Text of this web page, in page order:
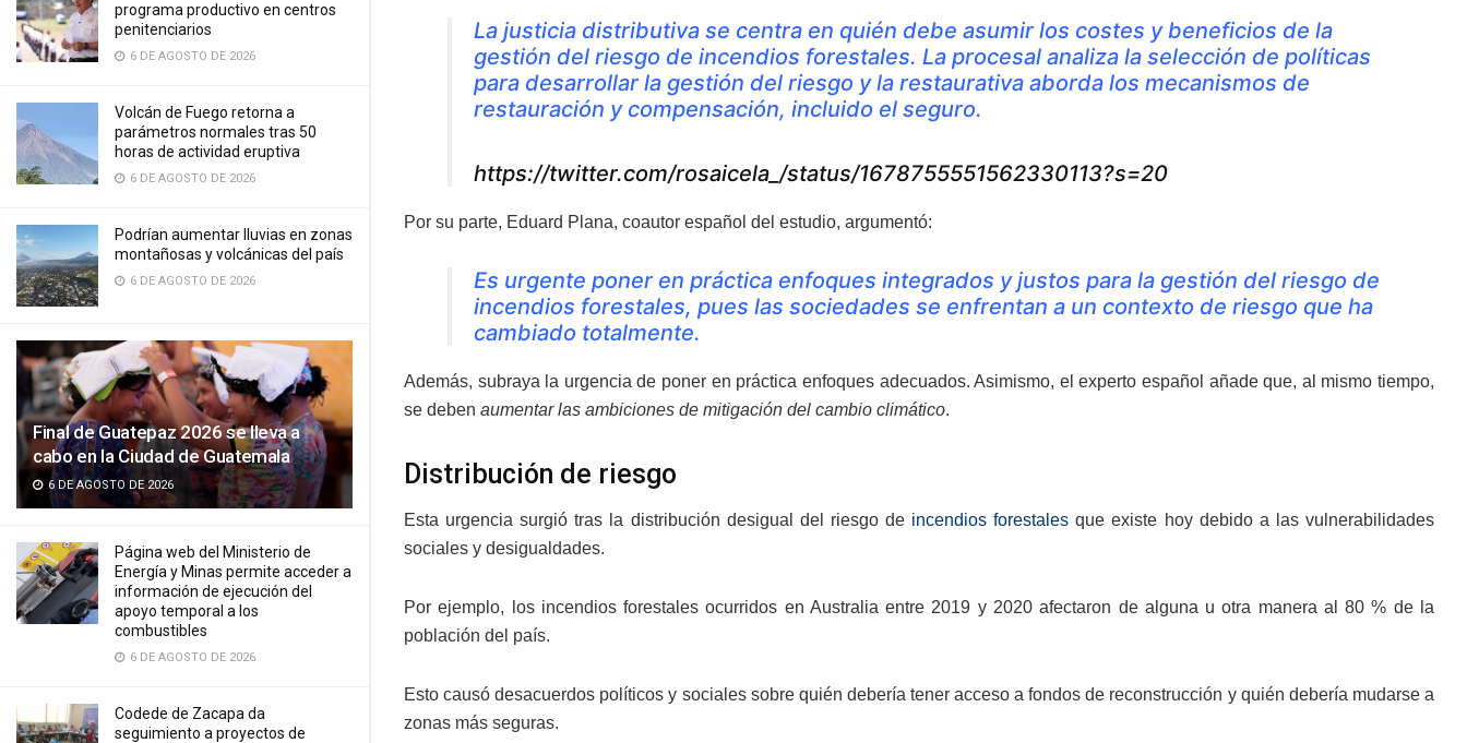
programa productivo en centros
penitenciarios
6 DE AGOSTO DE 2026
Volcán de Fuego retorna a
parámetros normales tras 50
horas de actividad eruptiva
6 DE AGOSTO DE 2026
Podrían aumentar lluvias en zonas
montañosas y volcánicas del país
6 DE AGOSTO DE 2026
Final de Guatepaz 2026 se lleva a
cabo en la Ciudad de Guatemala
6 DE AGOSTO DE 2026
Página web del Ministerio de
Energía y Minas permite acceder a
información de ejecución del
apoyo temporal a los
combustibles
6 DE AGOSTO DE 2026
Codede de Zacapa da
seguimiento a proyectos de
La justicia distributiva se centra en quién debe asumir los costes y beneficios de la
gestión del riesgo de incendios forestales. La procesal analiza la selección de políticas
para desarrollar la gestión del riesgo y la restaurativa aborda los mecanismos de
restauración y compensación, incluido el seguro.
https://twitter.com/rosaicela_/status/1678755551562330113?s=20
Por su parte, Eduard Plana, coautor español del estudio, argumentó:
Es urgente poner en práctica enfoques integrados y justos para la gestión del riesgo de
incendios forestales, pues las sociedades se enfrentan a un contexto de riesgo que ha
cambiado totalmente.
Además, subraya la urgencia de poner en práctica enfoques adecuados. Asimismo, el experto español añade que, al mismo tiempo,
se deben aumentar las ambiciones de mitigación del cambio climático.
Distribución de riesgo
Esta urgencia surgió tras la distribución desigual del riesgo de incendios forestales que existe hoy debido a las vulnerabilidades
sociales y desigualdades.
Por ejemplo, los incendios forestales ocurridos en Australia entre 2019 y 2020 afectaron de alguna u otra manera al 80 % de la
población del país.
Esto causó desacuerdos políticos y sociales sobre quién debería tener acceso a fondos de reconstrucción y quién debería mudarse a
zonas más seguras.